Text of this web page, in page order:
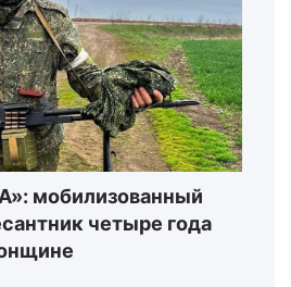
мобилизованный
четыре года